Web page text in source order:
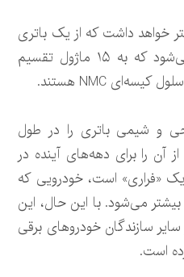
در حدود ۳۰ کیلومتر خواهد داشت که از یک باتری
۱۲۲ کیلووات‌ساعتی حاصل می‌شود که به ۱۵ ماژول تقسیم
و شیمی باتری را در طول
آن را برای دهه‌های آینده در
«فراری» است، خودرویی که
می‌شود. با این حال، این
سازندگان خودروهای برقی
است.